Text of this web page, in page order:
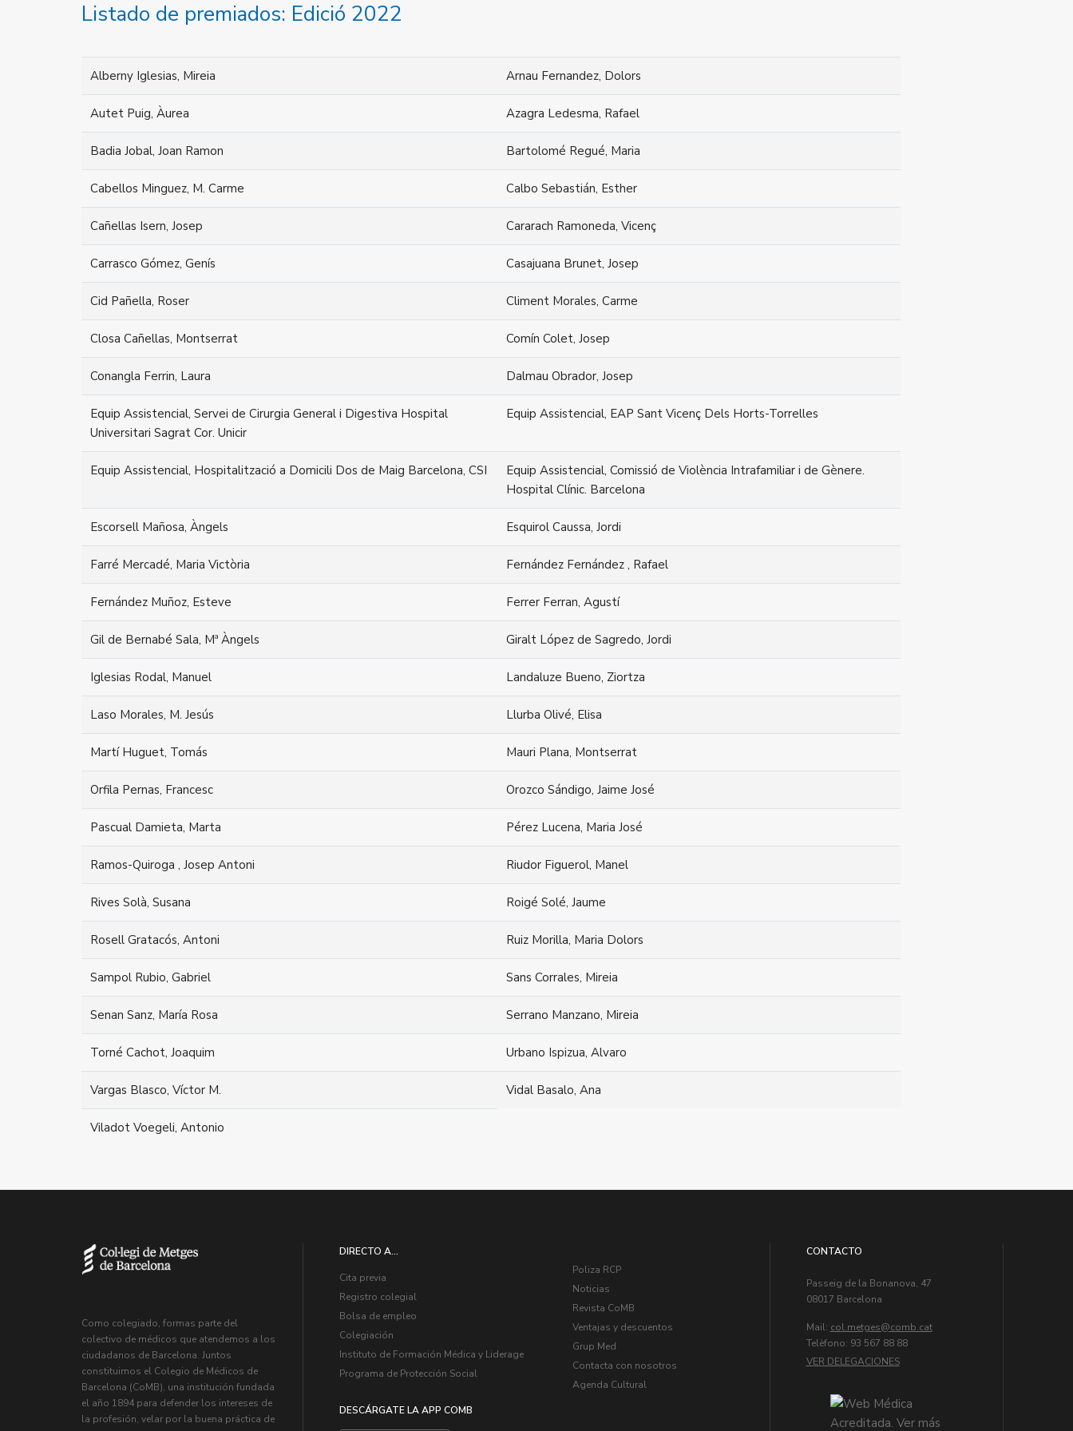
Listado de premiados: Edició 2022
Alberny Iglesias, Mireia Arnau Fernandez, Dolors
Autet Puig, Àurea Azagra Ledesma, Rafael
Badia Jobal, Joan Ramon Bartolomé Regué, Maria
Cabellos Minguez, M. Carme Calbo Sebastián, Esther
Cañellas Isern, Josep Cararach Ramoneda, Vicenç
Carrasco Gómez, Genís Casajuana Brunet, Josep
Cid Pañella, Roser Climent Morales, Carme
Closa Cañellas, Montserrat Comín Colet, Josep
Conangla Ferrin, Laura Dalmau Obrador, Josep
Equip Assistencial, Servei de Cirurgia General i Digestiva Hospital
Universitari Sagrat Cor. Unicir
Equip Assistencial, EAP Sant Vicenç Dels Horts-Torrelles
Equip Assistencial, Hospitalització a Domicili Dos de Maig Barcelona, CSI
Equip Assistencial, Comissió de Violència Intrafamiliar i de Gènere.
Hospital Clínic. Barcelona
Escorsell Mañosa, Àngels Esquirol Caussa, Jordi
Farré Mercadé, Maria Victòria Fernández Fernández , Rafael
Fernández Muñoz, Esteve Ferrer Ferran, Agustí
Gil de Bernabé Sala, Mª Àngels Giralt López de Sagredo, Jordi
Iglesias Rodal, Manuel Landaluze Bueno, Ziortza
Laso Morales, M. Jesús Llurba Olivé, Elisa
Martí Huguet, Tomás Mauri Plana, Montserrat
Orfila Pernas, Francesc Orozco Sándigo, Jaime José
Pascual Damieta, Marta Pérez Lucena, Maria José
Ramos-Quiroga , Josep Antoni Riudor Figuerol, Manel
Rives Solà, Susana Roigé Solé, Jaume
Rosell Gratacós, Antoni Ruiz Morilla, Maria Dolors
Sampol Rubio, Gabriel Sans Corrales, Mireia
Senan Sanz, María Rosa Serrano Manzano, Mireia
Torné Cachot, Joaquim Urbano Ispizua, Alvaro
Vargas Blasco, Víctor M. Vidal Basalo, Ana
Viladot Voegeli, Antonio
Como colegiado, formas parte del
colectivo de médicos que atendemos a los
ciudadanos de Barcelona. Juntos
constituimos el Colegio de Médicos de
Barcelona (CoMB), una institución fundada
el año 1894 para defender los intereses de
la profesión, velar por la buena práctica de
DIRECTO A...
Cita previa
Registro colegial
Bolsa de empleo
Colegiación
Instituto de Formación Médica y Liderage
Programa de Protección Social
DESCÁRGATE LA APP COMB
Poliza RCP
Noticias
Revista CoMB
Ventajas y descuentos
Grup Med
Contacta con nosotros
Agenda Cultural
CONTACTO
Passeig de la Bonanova, 47
08017 Barcelona
Mail: col.metges
Telèfono: 93 567 88 88
VER DELEGACIONES